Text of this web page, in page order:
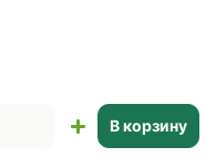
В корзину